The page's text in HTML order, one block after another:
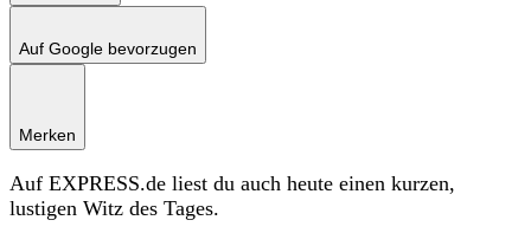
Auf Google bevorzugen
Merken
Auf EXPRESS.de liest du auch heute einen kurzen,
lustigen Witz des Tages.